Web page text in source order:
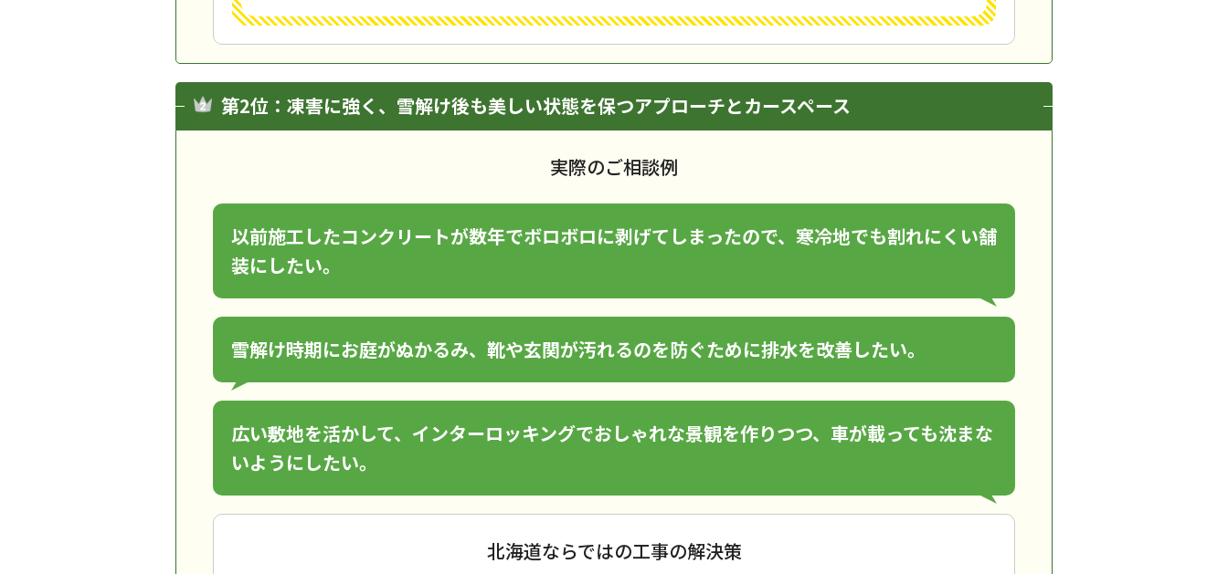
第2位：凍害に強く、雪解け後も美しい状態を保つアプローチとカースペース
実際のご相談例
以前施工したコンクリートが数年でボロボロに剥げてしまったので、寒冷地でも割れにくい舗
装にしたい。
雪解け時期にお庭がぬかるみ、靴や玄関が汚れるのを防ぐために排水を改善したい。
広い敷地を活かして、インターロッキングでおしゃれな景観を作りつつ、車が載っても沈まな
いようにしたい。
北海道ならではの工事の解決策